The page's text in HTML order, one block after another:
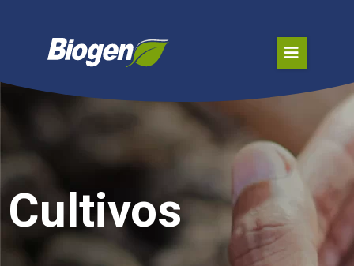
Cultivos